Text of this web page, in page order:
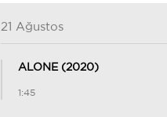
21 Ağustos
ALONE (2020)
1:45